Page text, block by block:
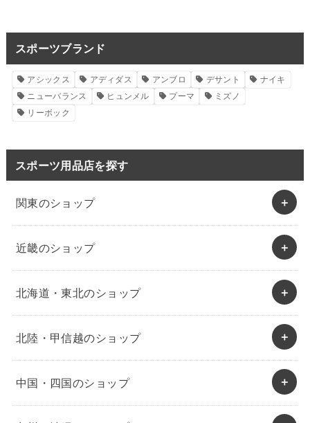
スポーツブランド
アシックス アディダス アンブロ デサント
ナイキ
ニューバランス
ヒュンメル プーマ
ミズノ
リーボック
スポーツ用品店を探す
関東のショップ
近畿のショップ
北海道・東北のショップ
北陸・甲信越のショップ
中国・四国のショップ